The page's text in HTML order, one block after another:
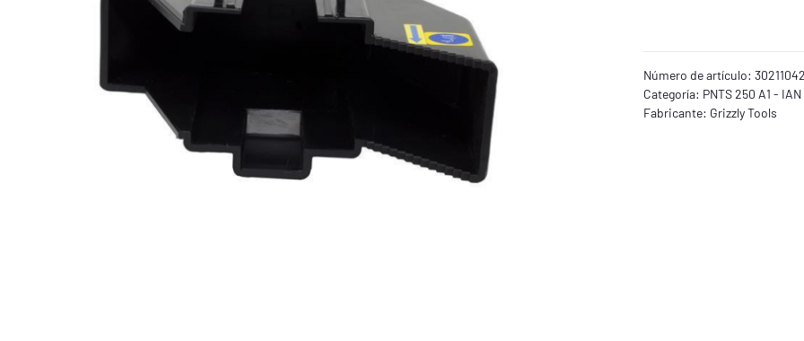
Número de artículo:
Categoría: PNTS 250 A1 -
Fabricante: Grizzly Tools